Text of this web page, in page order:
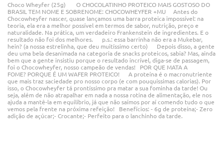
Choco Wheyfer (25g) O CHOCOLATINHO PROTEICO MAIS GOSTOSO DO
BRASIL TEM NOME E SOBRENOME: CHOCOWHEYFER +MU Antes do
Chocowheyfer nascer, quase lançamos uma barra proteica impossível: na
teoria, ela era a melhor possível em termos de sabor, nutrição, preço e
naturalidade. Na prática, um verdadeiro Frankenstein de ingredientes. E o
resultado não foi dos melhores. p.s.: essa barrinha não era a Mukebar,
hein? (a nossa estrelinha, que deu muitíssimo certo) Depois disso, a gente
deu uma bela desanimada na categoria de snacks proteicos, sabia? Mas, ainda
bem que a gente insistiu porque o resultado incrível, diga-se de passagem,
foi o Chocowheyfer, nosso campeão de vendas! POR QUE MATA A
FOME? PORQUE É UM WAFER PROTEICO! A proteína é o macronutriente
que mais traz saciedade pro nosso corpo (e com pouquíssimas calorias). Por
isso, o Chocowheyfer tá prontíssimo pra matar a sua fominha da tarde! Ou
seja, além de não atrapalhar em nada a nossa rotina de alimentação, ele nos
ajuda a mantê-la em equilíbrio, já que não saímos por aí comendo tudo o que
vemos pela frente na próxima refeição! Benefícios: - 6g de proteína;- Zero
adição de açúcar;- Crocante;- Perfeito para o lanchinho da tarde.